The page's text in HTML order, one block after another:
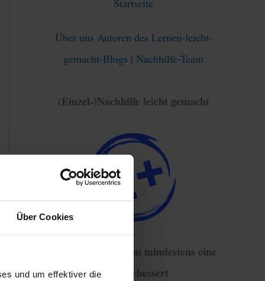
Über Cookies
und um effektiver die
Über uns Autoren des Lernen-leicht-
gemacht-Blogs | Nachhilfe-Team
(Einzel-)Nachhilfe leicht gemacht
93% haben sich um mindestens eine
Note verbessert